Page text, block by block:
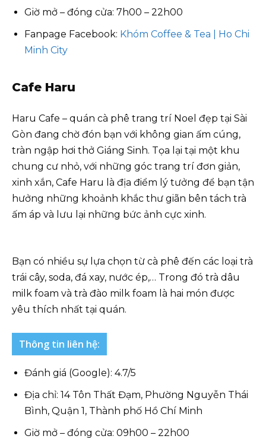
Giờ mở – đóng cửa: 7h00 – 22h00
Fanpage Facebook: Khóm Coffee & Tea | Ho Chi
Minh City
Cafe Haru
Haru Cafe – quán cà phê trang trí Noel đẹp tại Sài
Gòn đang chờ đón bạn với không gian ấm cúng,
tràn ngập hơi thở Giáng Sinh. Tọa lại tại một khu
chung cư nhỏ, với những góc trang trí đơn giản,
xinh xắn, Cafe Haru là địa điểm lý tưởng để bạn tận
hưởng những khoảnh khắc thư giãn bên tách trà
ấm áp và lưu lại những bức ảnh cực xinh.
Bạn có nhiều sự lựa chọn từ cà phê đến các loại trà
trái cây, soda, đá xay, nước ép,… Trong đó trà dâu
milk foam và trà đào milk foam là hai món được
yêu thích nhất tại quán.
Thông tin liên hệ:
Đánh giá (Google): 4.7/5
Địa chỉ: 14 Tôn Thất Đạm, Phường Nguyễn Thái
Bình, Quận 1, Thành phố Hồ Chí Minh
Giờ mở – đóng cửa: 09h00 – 22h00